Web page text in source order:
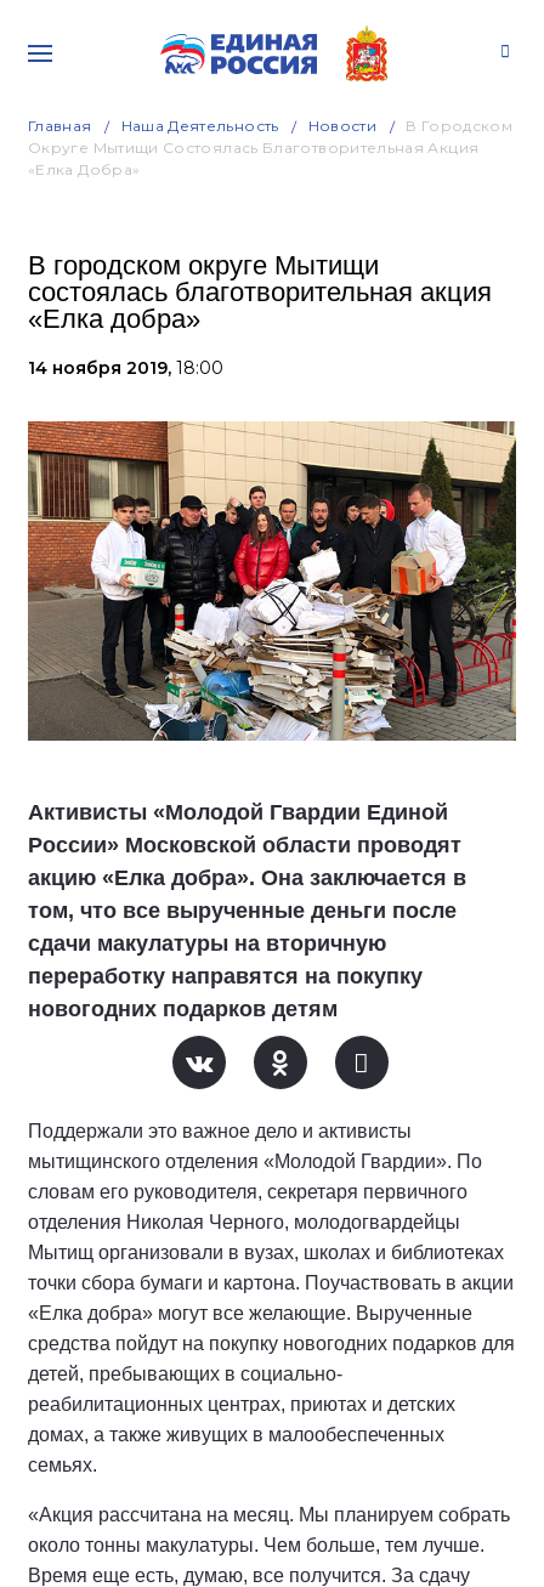
Главная Наша Деятельность Новости
В Городском
Округе Мытищи Состоялась Благотворительная Акция
«Елка Добра»
В городском округе Мытищи
состоялась благотворительная акция
«Елка добра»
14 ноября 2019, 18:00
Активисты «Молодой Гвардии Единой
России» Московской области проводят
акцию «Елка добра». Она заключается в
том, что все вырученные деньги после
сдачи макулатуры на вторичную
переработку направятся на покупку
новогодних подарков детям
Поддержали это важное дело и активисты
мытищинского отделения «Молодой Гвардии». По
словам его руководителя, секретаря первичного
отделения Николая Черного, молодогвардейцы
Мытищ организовали в вузах, школах и библиотеках
точки сбора бумаги и картона. Поучаствовать в акции
«Елка добра» могут все желающие. Вырученные
средства пойдут на покупку новогодних подарков для
детей, пребывающих в социально-
реабилитационных центрах, приютах и детских
домах, а также живущих в малообеспеченных
семьях.
«Акция рассчитана на месяц. Мы планируем собрать
около тонны макулатуры. Чем больше, тем лучше.
Время еще есть, думаю, все получится. За сдачу